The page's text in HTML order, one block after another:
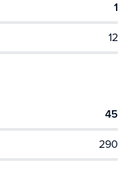
1
12
45
290